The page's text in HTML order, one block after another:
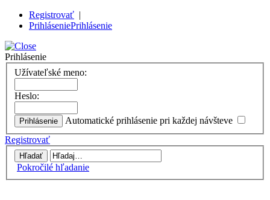
Registrovať |
PrihláseniePrihlásenie
Prihlásenie
Užívateľské meno:
Heslo:
Automatické prihlásenie pri každej návšteve
Registrovať
Pokročilé hľadanie